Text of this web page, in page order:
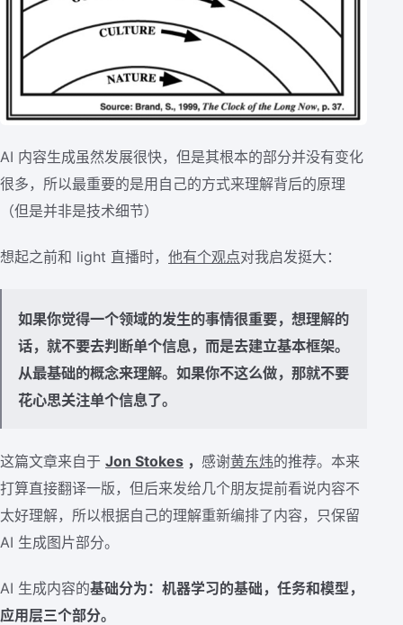
AI 内容生成虽然发展很快，但是其根本的部分并没有变化
很多，所以最重要的是用自己的方式来理解背后的原理
（但是并非是技术细节）
想起之前和 light 直播时， 他有个观点对我启发挺大：
如果你觉得一个领域的发生的事情很重要，想理解的
话，就不要去判断单个信息，而是去建立基本框架。
从最基础的概念来理解。如果你不这么做，那就不要
花心思关注单个信息了。
这篇文章来自于 Jon Stokes ， 感谢黄东炜的推荐。本来
打算直接翻译一版，但后来发给几个朋友提前看说内容不
太好理解，所以根据自己的理解重新编排了内容，只保留
AI 生成图片部分。
AI 生成内容的基础分为：机器学习的基础，任务和模型，
应用层三个部分。